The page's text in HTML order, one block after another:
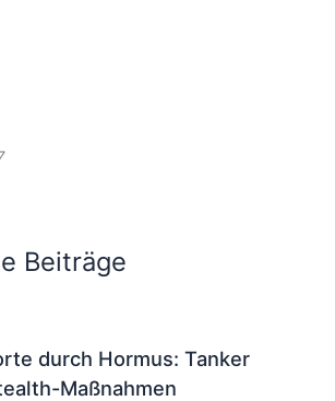
Beiträge
durch Hormus: Tanker
Maßnahmen